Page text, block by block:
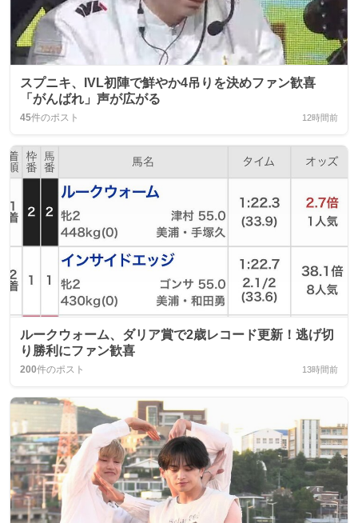
スプニキ、IVL初陣で鮮やか4吊りを決めファン歓喜
「がんばれ」声が広がる
45件のポスト 12時間前
ルークウォーム、ダリア賞で2歳レコード更新！逃げ切
り勝利にファン歓喜
200件のポスト 13時間前